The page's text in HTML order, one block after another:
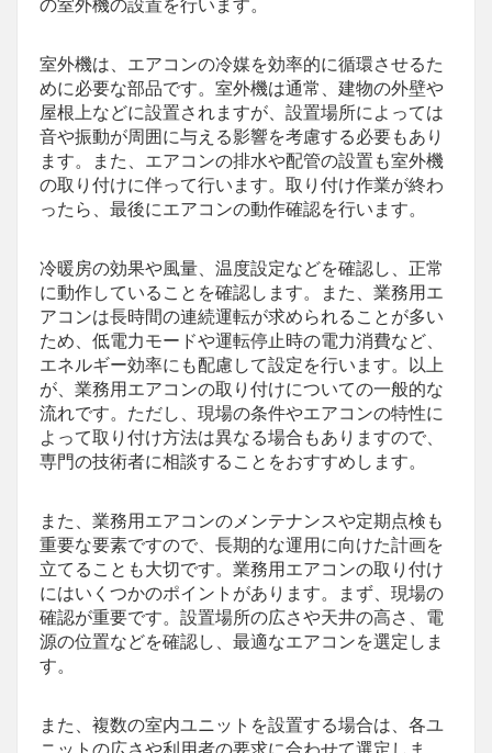
の室外機の設置を行います。
室外機は、エアコンの冷媒を効率的に循環させるた
めに必要な部品です。室外機は通常、建物の外壁や
屋根上などに設置されますが、設置場所によっては
音や振動が周囲に与える影響を考慮する必要もあり
ます。また、エアコンの排水や配管の設置も室外機
の取り付けに伴って行います。取り付け作業が終わ
ったら、最後にエアコンの動作確認を行います。
冷暖房の効果や風量、温度設定などを確認し、正常
に動作していることを確認します。また、業務用エ
アコンは長時間の連続運転が求められることが多い
ため、低電力モードや運転停止時の電力消費など、
エネルギー効率にも配慮して設定を行います。以上
が、業務用エアコンの取り付けについての一般的な
流れです。ただし、現場の条件やエアコンの特性に
よって取り付け方法は異なる場合もありますので、
専門の技術者に相談することをおすすめします。
また、業務用エアコンのメンテナンスや定期点検も
重要な要素ですので、長期的な運用に向けた計画を
立てることも大切です。業務用エアコンの取り付け
にはいくつかのポイントがあります。まず、現場の
確認が重要です。設置場所の広さや天井の高さ、電
源の位置などを確認し、最適なエアコンを選定しま
す。
また、複数の室内ユニットを設置する場合は、各ユ